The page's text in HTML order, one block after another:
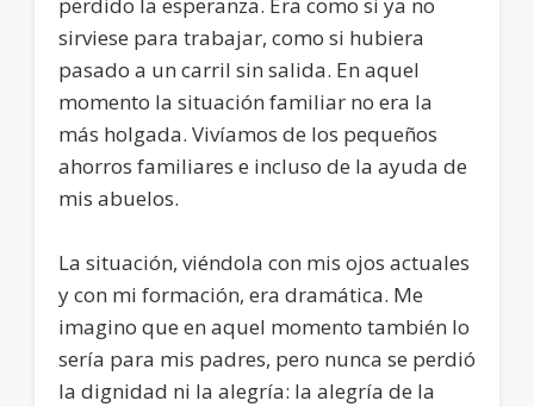
sirviese para trabajar, como si hubiera
pasado a un carril sin salida. En aquel
momento la situación familiar no era la
más holgada. Vivíamos de los pequeños
ahorros familiares e incluso de la ayuda de
mis abuelos.
La situación, viéndola con mis ojos actuales
y con mi formación, era dramática. Me
imagino que en aquel momento también lo
sería para mis padres, pero nunca se perdió
la dignidad ni la alegría: la alegría de la